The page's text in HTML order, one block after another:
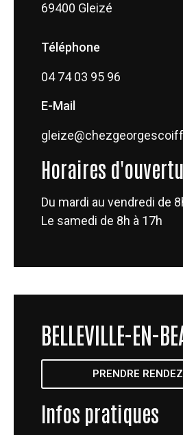
69400 Gleizé
Téléphone
04 74 03 95 96
E-Mail
Horaires
Du mardi au vendredi de
Le samedi de 8h à 17h
BELLEVILLE-EN-
PRENDRE
Infos pratiques